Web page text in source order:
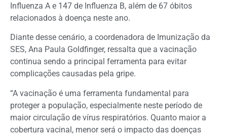
Influenza A e 147 de Influenza B, além de 67 óbitos
relacionados à doença neste ano.
Diante desse cenário, a coordenadora de Imunização da
SES, Ana Paula Goldfinger, ressalta que a vacinação
continua sendo a principal ferramenta para evitar
complicações causadas pela gripe.
“A vacinação é uma ferramenta fundamental para
proteger a população, especialmente neste período de
maior circulação de vírus respiratórios. Quanto maior a
cobertura vacinal, menor será o impacto das doenças